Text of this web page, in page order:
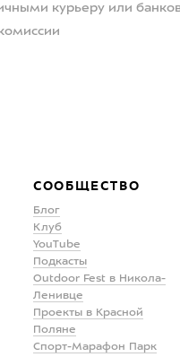
курьеру или
СООБЩЕСТВО
Блог
Клуб
YouTube
Подкасты
Outdoor Fest в Никола-
Ленивце
Проекты в Красной
Поляне
Спорт-Марафон Парк